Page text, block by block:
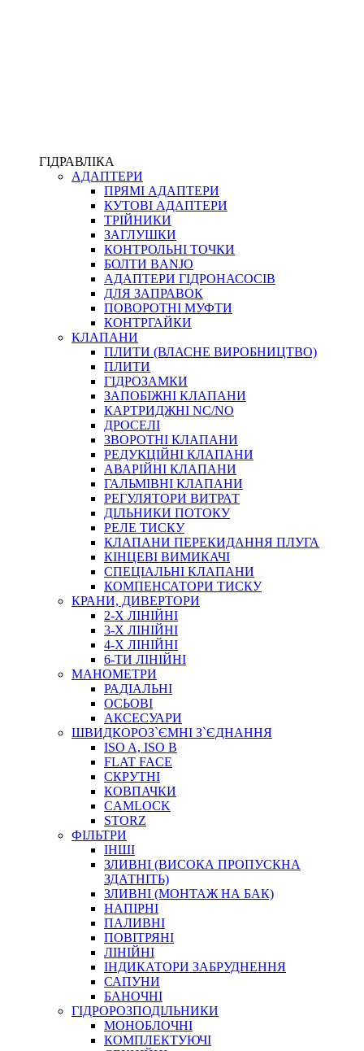
ФІТИНГИ ДІАГНОСТИЧНІ
АКСЕСУАРИ
ТРУБКИ ТА КОМПЛЕКТУЮЧІ
ФІТИНГИ ГІДРАВЛІЧНІ
ФІТИНГИ КОНДИЦІОНЕРНІ
ЗАХИСТ РУКАВІВ
ФІТИНГИ KARCHER
ФІТИНГИ НА ПІДЙОМ КАБІНИ
КОНЕКТОРИ
ХОМУТИ
ЧЕРВ`ЯЧНІ
ПРУЖИННІ
НЕЙЛОНОВІ
ПРОРЕЗИНЕНІ
АВТОТОВАРИ
АВТОХІМІЯ
ДОМКРАТИ
НАБОРИ ЗАПОБІЖНИКІВ, КЛЕМ, АКСЕСУАРІВ
НАСОСИ, КОМПРЕСОРИ, МАНОМЕТРИ
ПАСТА, АНТИСЕПТИК
ІНСТРУМЕНТ
САДОВИЙ ІНВЕНТАР
ЕЛЕКТРИЧНІ ПРИЛАДИ
ПАЛЬНИКИ, ПАЯЛЬНИКИ, ПАЯЛЬНІ ЛАМПИ
ІНСТРУМЕНТИ ДЛЯ ЕЛЕКТРИКА
ЕЛЕКТРОІНСТРУМЕНТИ
ЗАМКИ І КОМПЛЕКТУЮЧІ
ІНСТРУМЕНТИ ДЛЯ ЗВАРЮВАННЯ, АКСЕСУАРИ
ГІДРАВЛІКА
АДАПТЕРИ
ПРЯМІ АДАПТЕРИ
КУТОВІ АДАПТЕРИ
ТРІЙНИКИ
ЗАГЛУШКИ
КОНТРОЛЬНІ ТОЧКИ
БОЛТИ BANJO
АДАПТЕРИ ГІДРОНАСОСІВ
ДЛЯ ЗАПРАВОК
ПОВОРОТНІ МУФТИ
КОНТРГАЙКИ
КЛАПАНИ
ПЛИТИ (ВЛАСНЕ ВИРОБНИЦТВО)
ПЛИТИ
ГІДРОЗАМКИ
ЗАПОБІЖНІ КЛАПАНИ
КАРТРИДЖНІ NC/NO
ДРОСЕЛІ
ЗВОРОТНІ КЛАПАНИ
РЕДУКЦІЙНІ КЛАПАНИ
АВАРІЙНІ КЛАПАНИ
ГАЛЬМІВНІ КЛАПАНИ
РЕГУЛЯТОРИ ВИТРАТ
ДІЛЬНИКИ ПОТОКУ
РЕЛЕ ТИСКУ
КЛАПАНИ ПЕРЕКИДАННЯ ПЛУГА
КІНЦЕВІ ВИМИКАЧІ
СПЕЦІАЛЬНІ КЛАПАНИ
КОМПЕНСАТОРИ ТИСКУ
КРАНИ, ДИВЕРТОРИ
2-Х ЛІНІЙНІ
3-Х ЛІНІЙНІ
4-Х ЛІНІЙНІ
6-ТИ ЛІНІЙНІ
МАНОМЕТРИ
РАДІАЛЬНІ
ОСЬОВІ
АКСЕСУАРИ
ШВИДКОРОЗ`ЄМНІ З`ЄДНАННЯ
ISO A, ISO B
FLAT FACE
СКРУТНІ
КОВПАЧКИ
CAMLOCK
STORZ
ФІЛЬТРИ
ІНШІ
ЗЛИВНІ (ВИСОКА ПРОПУСКНА
ЗДАТНІТЬ)
ЗЛИВНІ (МОНТАЖ НА БАК)
НАПІРНІ
ПАЛИВНІ
ПОВІТРЯНІ
ЛІНІЙНІ
ІНДИКАТОРИ ЗАБРУДНЕННЯ
САПУНИ
БАНОЧНІ
ГІДРОРОЗПОДІЛЬНИКИ
МОНОБЛОЧНІ
КОМПЛЕКТУЮЧІ